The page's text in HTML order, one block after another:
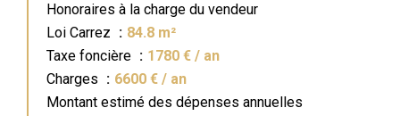
Honoraires à la charge du vendeur
Loi Carrez
84.8 m²
Taxe foncière
1780 € / an
Charges
6600 € / an
Montant estimé des dépenses annuelles